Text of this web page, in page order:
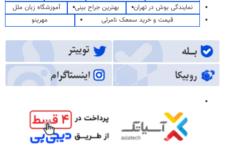
نمایندگی بوش در تهران
بهترین جراح بینی
آموزشگاه زبان ملل
قیمت و خرید سمعک نامرئی
مهرینو